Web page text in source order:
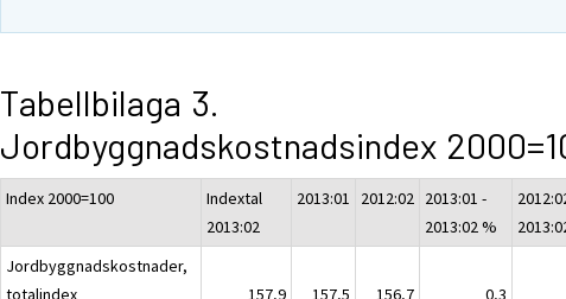
Tabellbilaga 3.
Jordbyggnadskostnadsindex
Index 2000=100
Indextal
2013:02
2013:01 2012:02 2013:01 -
2013:02 %
Jordbyggnadskostnader,
totalindex
157,9 157,5 156,7
0,3